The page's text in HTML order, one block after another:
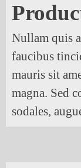
Nullam quis
faucibus
mauris sit
magna. Sed
sodales,